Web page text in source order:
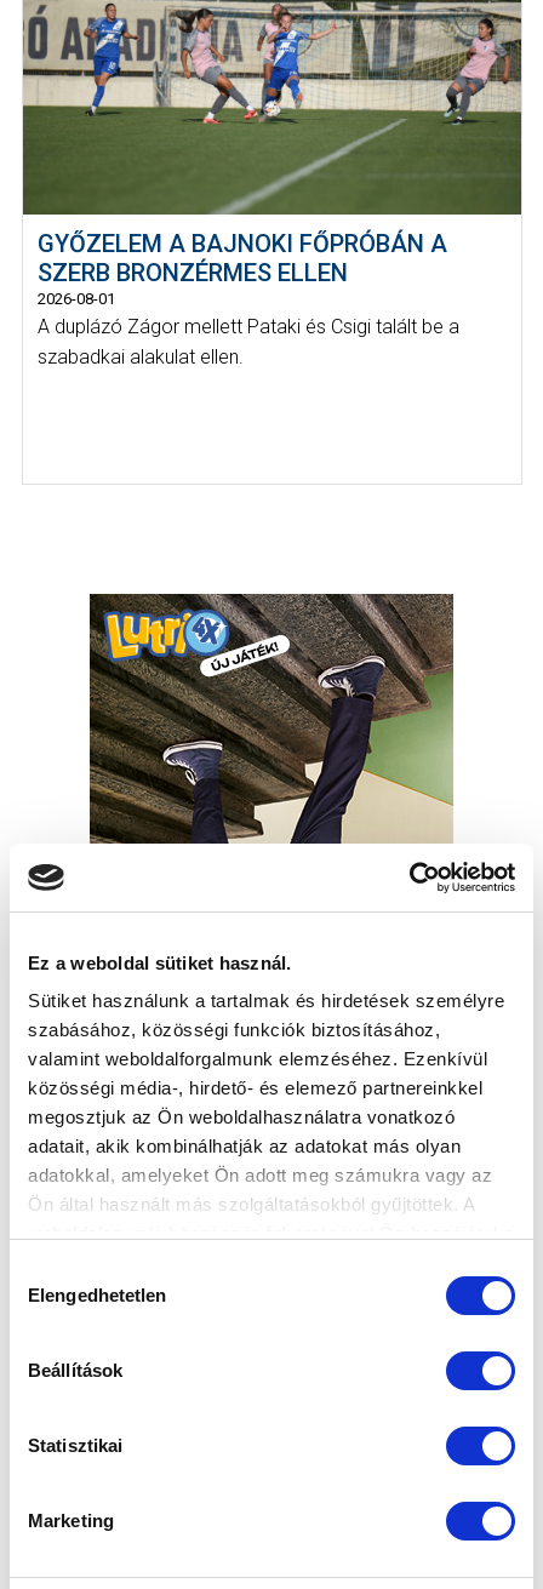
Ez a weboldal sütiket használ.
Sütiket használunk a tartalmak és hirdetések személyre
szabásához, közösségi funkciók biztosításához,
valamint weboldalforgalmunk elemzéséhez. Ezenkívül
közösségi média-, hirdető- és elemező partnereinkkel
megosztjuk az Ön weboldalhasználatra vonatkozó
adatait, akik kombinálhatják az adatokat más olyan
adatokkal, amelyeket Ön adott meg számukra vagy az
Ön által használt más szolgáltatásokból gyűjtöttek. A
kiválasztása
Elengedhetetlen
Beállítások
Statisztikai
Marketing
GYŐZELEM A BAJNOKI FŐPRÓBÁN A
SZERB BRONZÉRMES ELLEN
2026-08-01
A duplázó Zágor mellett Pataki és Csigi talált be a
szabadkai alakulat ellen.
KÖVETKEZŐ MÉRKŐZÉS
SÁNDOR KÁROLY LABDARÚGÓ AKADÉMIA